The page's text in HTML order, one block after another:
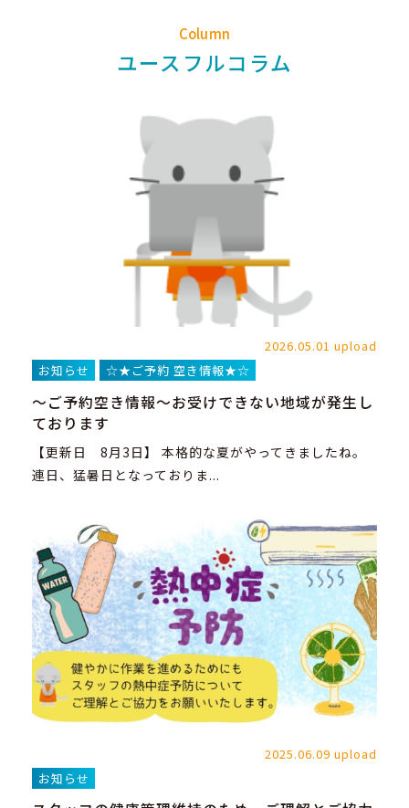
Column
ユースフルコラム
2026.05.01 upload
お知らせ
☆★ご予約 空き情報★☆
～ご予約空き情報～お受けできない地域が発生し
ております
【更新日 8月3日】 本格的な夏がやってきましたね。
連日、猛暑日となっておりま...
2025.06.09 upload
お知らせ